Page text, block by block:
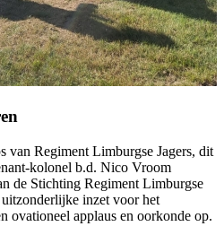
van Regiment Limburgse Jagers, dit
kolonel b.d. Nico Vroom
de Stichting Regiment Limburgse
inzet voor het
ovationeel applaus en oorkonde op.